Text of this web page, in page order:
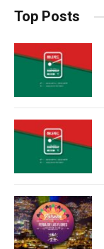
Top Posts